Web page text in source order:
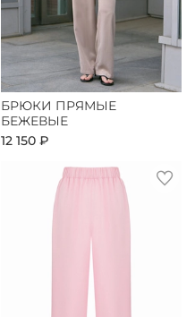
БРЮКИ ПРЯМЫЕ
БЕЖЕВЫЕ
12 150 ₽